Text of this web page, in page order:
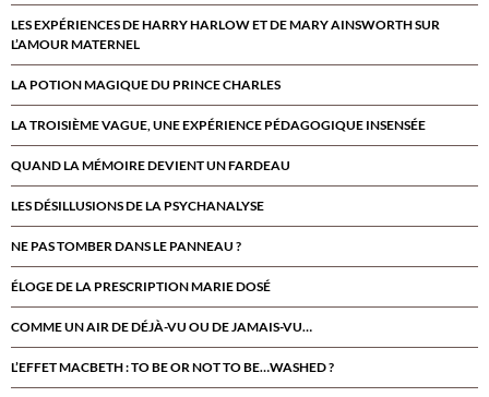
LES EXPÉRIENCES DE HARRY HARLOW ET DE MARY AINSWORTH SUR
L’AMOUR MATERNEL
LA POTION MAGIQUE DU PRINCE CHARLES
LA TROISIÈME VAGUE, UNE EXPÉRIENCE PÉDAGOGIQUE INSENSÉE
QUAND LA MÉMOIRE DEVIENT UN FARDEAU
LES DÉSILLUSIONS DE LA PSYCHANALYSE
NE PAS TOMBER DANS LE PANNEAU ?
ÉLOGE DE LA PRESCRIPTION MARIE DOSÉ
COMME UN AIR DE DÉJÀ-VU OU DE JAMAIS-VU…
L’EFFET MACBETH : TO BE OR NOT TO BE…WASHED ?